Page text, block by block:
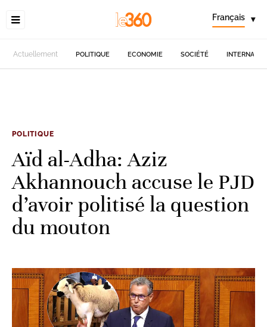
Français ▾
Actuellement POLITIQUE ECONOMIE SOCIÉTÉ
POLITIQUE
Aïd al-Adha: Aziz
Akhannouch accuse le PJD
d’avoir politisé la question
du mouton